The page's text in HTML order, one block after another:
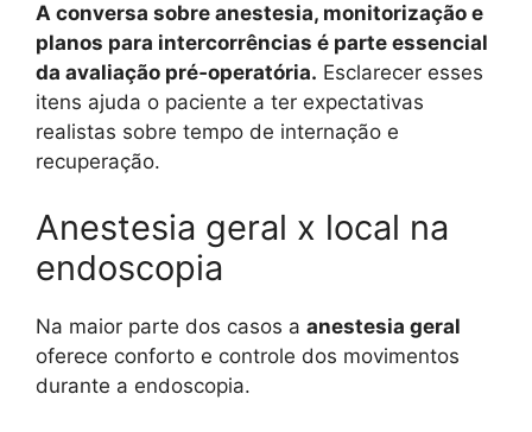
A conversa sobre anestesia, monitorização e
planos para intercorrências é parte essencial
da avaliação pré‑operatória. Esclarecer esses
itens ajuda o paciente a ter expectativas
realistas sobre tempo de internação e
recuperação.
Anestesia geral x local na
endoscopia
Na maior parte dos casos a anestesia geral
oferece conforto e controle dos movimentos
durante a endoscopia.